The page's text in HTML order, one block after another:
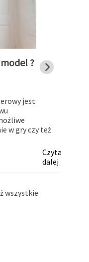
?
jest
w gry czy też
Czytaj
dalej
wszystkie